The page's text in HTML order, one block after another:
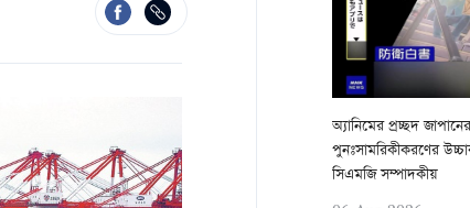
অ্যানিমের প্রচ্ছদ
পুনঃসামরিকীকরণের
সিএমজি সম্পাদকীয়